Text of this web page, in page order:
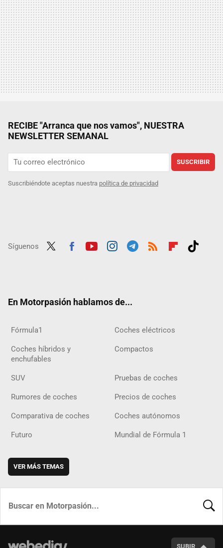
RECIBE "Arranca que nos vamos", NUESTRA
NEWSLETTER SEMANAL
SUSCRIBIR
Suscribiéndote aceptas nuestra política de privacidad
Síguenos
En Motorpasión hablamos de...
Fórmula1 Coches eléctricos
Coches híbridos y
enchufables
Compactos
SUV Pruebas de coches
Rumores de coches Precios de coches
Comparativa de coches Coches autónomos
Futuro Mundial de Fórmula 1
VER MÁS TEMAS
SUBIR